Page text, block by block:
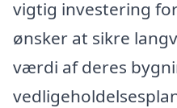
vigtig investering
ønsker at sikre
værdi af deres